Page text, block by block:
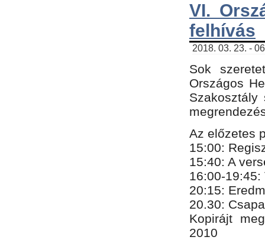
VI.
felhívás
2018. 03. 23. -
Sok
Országos
Az előzetes
15:00:
15:40: A
16:00-19:45:
20:​15​:
​20.30:
Kopirájt
2010